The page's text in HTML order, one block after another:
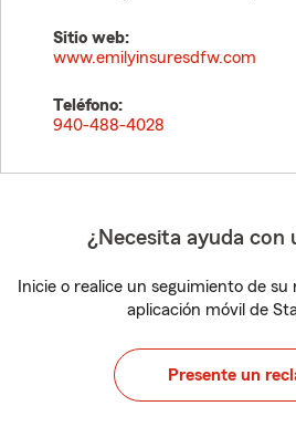
Sitio web:
www.emilyinsuresdfw.com
Teléfono:
940-488-4028
¿Necesita ayuda con
Inicie o realice un seguimiento de
aplicación móvil de
Presente un